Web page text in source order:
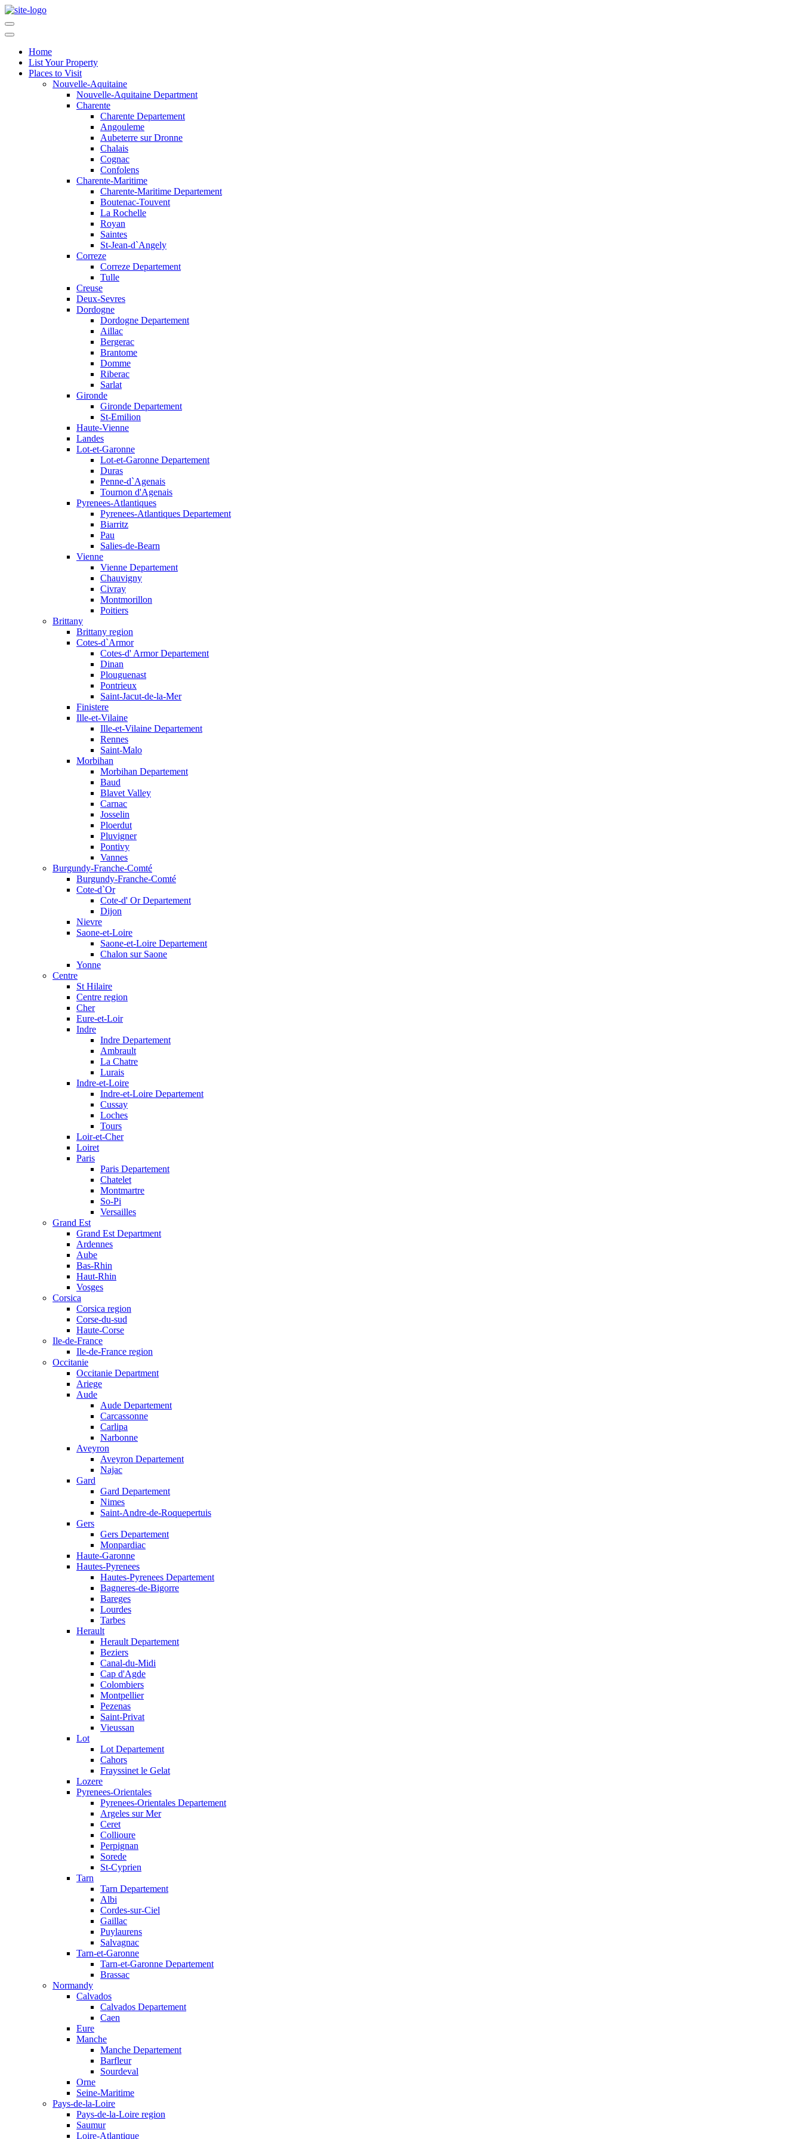
Home
List Your Property
Places to Visit
Nouvelle-Aquitaine
Nouvelle-Aquitaine Department
Charente
Charente Departement
Angouleme
Aubeterre sur Dronne
Chalais
Cognac
Confolens
Charente-Maritime
Charente-Maritime Departement
Boutenac-Touvent
La Rochelle
Royan
Saintes
St-Jean-d`Angely
Correze
Correze Departement
Tulle
Creuse
Deux-Sevres
Dordogne
Dordogne Departement
Aillac
Bergerac
Brantome
Domme
Riberac
Sarlat
Gironde
Gironde Departement
St-Emilion
Haute-Vienne
Landes
Lot-et-Garonne
Lot-et-Garonne Departement
Duras
Penne-d`Agenais
Tournon d'Agenais
Pyrenees-Atlantiques
Pyrenees-Atlantiques Departement
Biarritz
Pau
Salies-de-Bearn
Vienne
Vienne Departement
Chauvigny
Civray
Montmorillon
Poitiers
Brittany
Brittany region
Cotes-d`Armor
Cotes-d' Armor Departement
Dinan
Plouguenast
Pontrieux
Saint-Jacut-de-la-Mer
Finistere
Ille-et-Vilaine
Ille-et-Vilaine Departement
Rennes
Saint-Malo
Morbihan
Morbihan Departement
Baud
Blavet Valley
Carnac
Josselin
Ploerdut
Pluvigner
Pontivy
Vannes
Burgundy-Franche-Comté
Burgundy-Franche-Comté
Cote-d`Or
Cote-d' Or Departement
Dijon
Nievre
Saone-et-Loire
Saone-et-Loire Departement
Chalon sur Saone
Yonne
Centre
St Hilaire
Centre region
Cher
Eure-et-Loir
Indre
Indre Departement
Ambrault
La Chatre
Lurais
Indre-et-Loire
Indre-et-Loire Departement
Cussay
Loches
Tours
Loir-et-Cher
Loiret
Paris
Paris Departement
Chatelet
Montmartre
So-Pi
Versailles
Grand Est
Grand Est Department
Ardennes
Aube
Bas-Rhin
Haut-Rhin
Vosges
Corsica
Corsica region
Corse-du-sud
Haute-Corse
Ile-de-France
Ile-de-France region
Occitanie
Occitanie Department
Ariege
Aude
Aude Departement
Carcassonne
Carlipa
Narbonne
Aveyron
Aveyron Departement
Najac
Gard
Gard Departement
Nimes
Saint-Andre-de-Roquepertuis
Gers
Gers Departement
Monpardiac
Haute-Garonne
Hautes-Pyrenees
Hautes-Pyrenees Departement
Bagneres-de-Bigorre
Bareges
Lourdes
Tarbes
Herault
Herault Departement
Beziers
Canal-du-Midi
Cap d'Agde
Colombiers
Montpellier
Pezenas
Saint-Privat
Vieussan
Lot
Lot Departement
Cahors
Frayssinet le Gelat
Lozere
Pyrenees-Orientales
Pyrenees-Orientales Departement
Argeles sur Mer
Ceret
Collioure
Perpignan
Sorede
St-Cyprien
Tarn
Tarn Departement
Albi
Cordes-sur-Ciel
Gaillac
Puylaurens
Salvagnac
Tarn-et-Garonne
Tarn-et-Garonne Departement
Brassac
Normandy
Calvados
Calvados Departement
Caen
Eure
Manche
Manche Departement
Barfleur
Sourdeval
Orne
Seine-Maritime
Pays-de-la-Loire
Pays-de-la-Loire region
Saumur
Loire-Atlantique